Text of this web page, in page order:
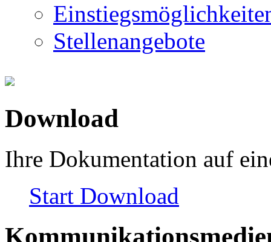
Stellenangebote
Download
Ihre Dokumentation auf
Start Download